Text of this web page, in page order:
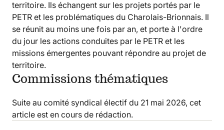
territoire. Ils échangent sur les projets portés par le
PETR et les problématiques du Charolais-Brionnais. Il
se réunit au moins une fois par an, et porte à l'ordre
du jour les actions conduites par le PETR et les
missions émergentes pouvant répondre au projet de
territoire.
Commissions thématiques
Suite au comité syndical électif du 21 mai 2026, cet
article est en cours de rédaction.